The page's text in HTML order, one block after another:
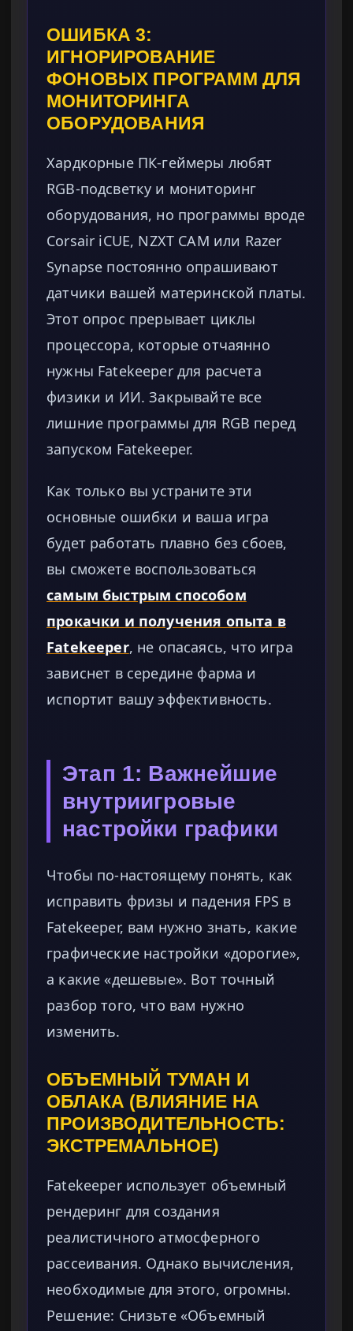
ОШИБКА 3:
ИГНОРИРОВАНИЕ
ФОНОВЫХ ПРОГРАММ ДЛЯ
МОНИТОРИНГА
ОБОРУДОВАНИЯ
Хардкорные ПК-геймеры любят
RGB-подсветку и мониторинг
оборудования, но программы вроде
Corsair iCUE, NZXT CAM или Razer
Synapse постоянно опрашивают
датчики вашей материнской платы.
Этот опрос прерывает циклы
процессора, которые отчаянно
нужны Fatekeeper для расчета
физики и ИИ. Закрывайте все
лишние программы для RGB перед
запуском Fatekeeper.
Как только вы устраните эти
основные ошибки и ваша игра
будет работать плавно без сбоев,
вы сможете воспользоваться
самым быстрым способом
прокачки и получения опыта в
Fatekeeper, не опасаясь, что игра
зависнет в середине фарма и
испортит вашу эффективность.
Этап 1: Важнейшие
внутриигровые
настройки графики
Чтобы по-настоящему понять, как
исправить фризы и падения FPS в
Fatekeeper, вам нужно знать, какие
графические настройки «дорогие»,
а какие «дешевые». Вот точный
разбор того, что вам нужно
изменить.
ОБЪЕМНЫЙ ТУМАН И
ОБЛАКА (ВЛИЯНИЕ НА
ПРОИЗВОДИТЕЛЬНОСТЬ:
ЭКСТРЕМАЛЬНОЕ)
Fatekeeper использует объемный
рендеринг для создания
реалистичного атмосферного
рассеивания. Однако вычисления,
необходимые для этого, огромны.
Решение: Снизьте «Объемный